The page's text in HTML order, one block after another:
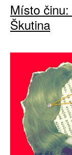
Místo
Škutina